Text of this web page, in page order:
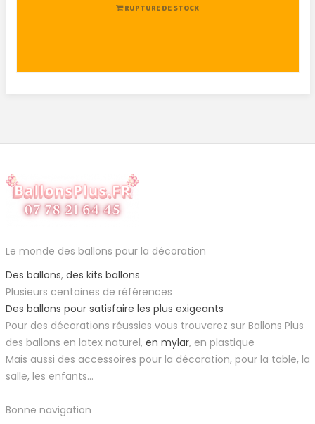
RUPTURE DE STOCK
Le monde des ballons pour la décoration
Des ballons, des kits ballons
Plusieurs centaines de références
Des ballons pour satisfaire les plus exigeants
Pour des décorations réussies vous trouverez sur Ballons Plus
des ballons en latex naturel, en mylar, en plastique
Mais aussi des accessoires pour la décoration, pour la table, la
salle, les enfants...
Bonne navigation